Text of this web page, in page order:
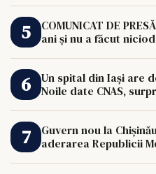
COMUNICAT DE
ani și nu a făcut
Un spital din Iași are
Noile date CNAS,
Guvern nou la
aderarea Republicii